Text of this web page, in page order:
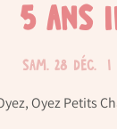
5 ans
sam. 28 déc.
  |
Oyez Petits